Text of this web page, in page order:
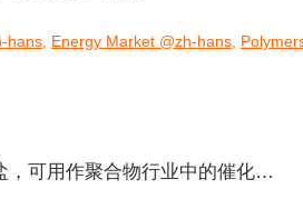
hans, Energy Market @zh-hans,
，可用作聚合物行业中的催化…